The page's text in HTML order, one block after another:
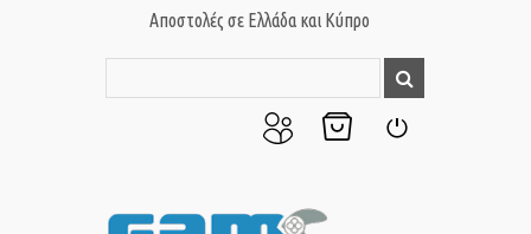
Αποστολές σε Ελλάδα και Κύπρο